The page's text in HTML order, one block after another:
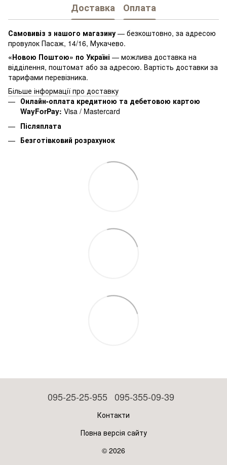
Доставка Оплата
Самовивіз з нашого магазину — безкоштовно, за адресою
провулок Пасаж, 14/16, Мукачево.
«Новою Поштою» по Україні — можлива доставка на
відділення, поштомат або за адресою. Вартість доставки за
тарифами перевізника.
Більше інформації про доставку
Онлайн-оплата кредитною та дебетовою картою
WayForPay: Visa / Mastercard
Післяплата
Безготівковий розрахунок
095-25-25-955 095-355-09-39
Контакти
Повна версія сайту
© 2026